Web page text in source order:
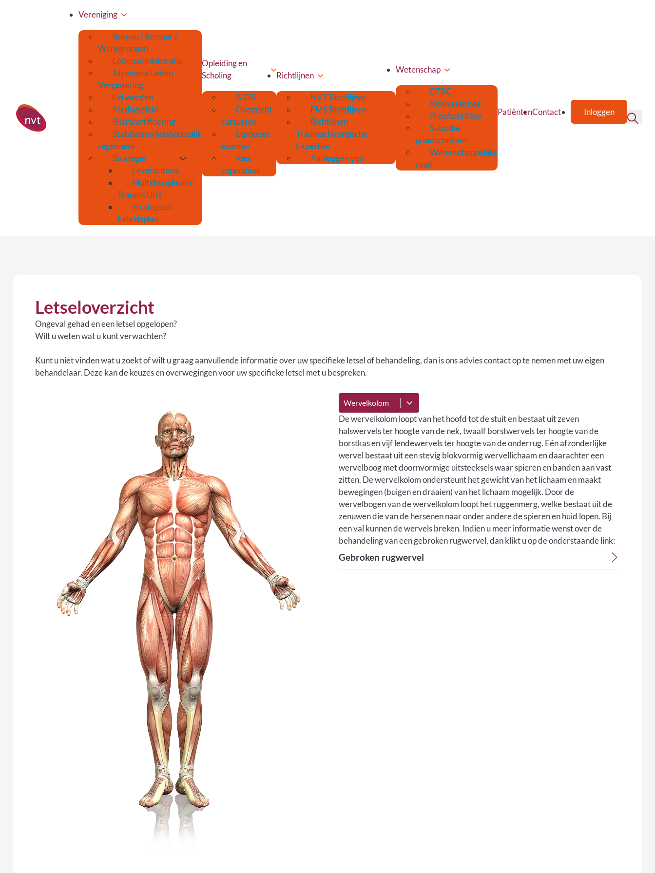
Vereniging
Bureau / Bestuur /
Werkgroepen
Ledenadministratie
Algemene Leden
Vergadering
Lid worden
Mediabeleid
(Her)certificering
Statuten en huishoudelijk
reglement
Strategie
Level criteria
Multidisciplinaire
Trauma Unit
Strategisch
beleidsplan
Opleiding en
Scholing
AIOS
Overzicht
cursussen
Europees
examen
Reis
stipendium
Richtlijnen
NVT Richtlijnen
FMS Richtlijnen
Richtlijnen
Traumachirurgische
Expertise
Aanleggen gips
Wetenschap
DTRC
Kennisagenda
Proefschriften
Subsidie
proefschriften
Wetenschappelijke
raad
PatiëntenContact Inloggen
Letseloverzicht
Ongeval gehad en een letsel opgelopen?
Wilt u weten wat u kunt verwachten?
Kunt u niet vinden wat u zoekt of wilt u graag aanvullende informatie over uw specifieke letsel of behandeling, dan is ons advies contact op te nemen met uw eigen
behandelaar. Deze kan de keuzes en overwegingen voor uw specifieke letsel met u bespreken.
Letseloverzicht
Select content
De wervelkolom loopt van het hoofd tot de stuit en bestaat uit zeven
halswervels ter hoogte van de nek, twaalf borstwervels ter hoogte van de
borstkas en vijf lendewervels ter hoogte van de onderrug. Eén afzonderlijke
wervel bestaat uit een stevig blokvormig wervellichaam en daarachter een
wervelboog met doornvormige uitsteeksels waar spieren en banden aan vast
zitten. De wervelkolom ondersteunt het gewicht van het lichaam en maakt
bewegingen (buigen en draaien) van het lichaam mogelijk. Door de
wervelbogen van de wervelkolom loopt het ruggenmerg, welke bestaat uit de
zenuwen die van de hersenen naar onder andere de spieren en huid lopen. Bij
een val kunnen de wervels breken. Indien u meer informatie wenst over de
behandeling van een gebroken rugwervel, dan klikt u op de onderstaande link:
Gebroken rugwervel